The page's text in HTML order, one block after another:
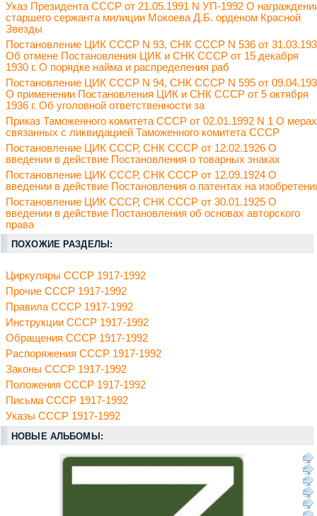
Указ Президента СССР от 21.05.1991 N УП-1992 О
старшего сержанта милиции Мокоева Д.Б. орденом Красной
Звезды
Постановление ЦИК СССР N 93, СНК СССР N 536 от
Об отмене Постановления ЦИК и СНК СССР от 15 декабря
1930 г. О порядке найма и распределения раб
Постановление ЦИК СССР N 94, СНК СССР N 595 от
О применении Постановления ЦИК и СНК СССР от 5 октября
1936 г. Об уголовной ответственности за
Приказ Таможенного комитета СССР от 02.01.1992 N 1 О
связанных с ликвидацией Таможенного комитета СССР
Постановление ЦИК СССР, СНК СССР от 12.02.1926 О
введении в действие Постановления о товарных знаках
Постановление ЦИК СССР, СНК СССР от 12.09.1924 О
введении в действие Постановления о патентах на
Постановление ЦИК СССР, СНК СССР от 30.01.1925 О
введении в действие Постановления об основах авторского
права
ПОХОЖИЕ РАЗДЕЛЫ:
Циркуляры СССР 1917-1992
Прочие СССР 1917-1992
Правила СССР 1917-1992
Инструкции СССР 1917-1992
Обращения СССР 1917-1992
Распоряжения СССР 1917-1992
Законы СССР 1917-1992
Положения СССР 1917-1992
Письма СССР 1917-1992
Указы СССР 1917-1992
НОВЫЕ АЛЬБОМЫ: